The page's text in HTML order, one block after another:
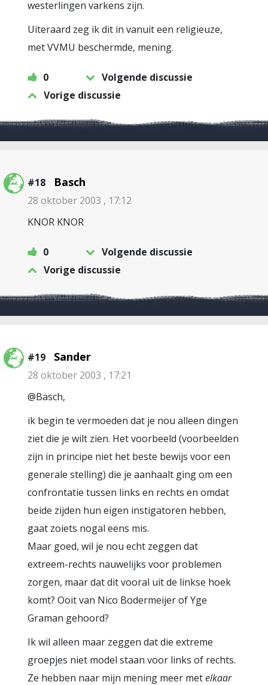
westerlingen varkens zijn.
Uiteraard zeg ik dit in vanuit een religieuze,
met VVMU beschermde, mening.
0
Volgende discussie
Vorige discussie
#18 Basch
28 oktober 2003 , 17:12
KNOR KNOR
0
Volgende discussie
Vorige discussie
#19 Sander
28 oktober 2003 , 17:21
@Basch,
ik begin te vermoeden dat je nou alleen dingen
ziet die je wilt zien. Het voorbeeld (voorbeelden
zijn in principe niet het beste bewijs voor een
generale stelling) die je aanhaalt ging om een
confrontatie tussen links en rechts en omdat
beide zijden hun eigen instigatoren hebben,
gaat zoiets nogal eens mis.
Maar goed, wil je nou echt zeggen dat
extreem-rechts nauwelijks voor problemen
zorgen, maar dat dit vooral uit de linkse hoek
komt? Ooit van Nico Bodermeijer of Yge
Graman gehoord?
Ik wil alleen maar zeggen dat die extreme
groepjes niet model staan voor links of rechts.
Ze hebben naar mijn mening meer metelkaar